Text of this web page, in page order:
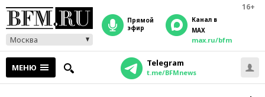
16+
Москва
прямой
эфир
Канал в
MAX
max.ru/bfm
МЕНЮ Telegram
t.me/BFMnews